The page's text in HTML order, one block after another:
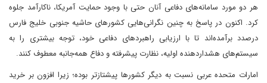
هر دو مورد سامانه‌های دفاعی آنان حتی با وجود حمایت آمریکا، ناکارآمد جلوه
کرد. اکنون در پاسخ به چنین نگرانی‌هایی کشورهای حاشیه جنوبی خلیج فارس
درصدد برآمده‌اند تا با ارزیابی راهبردهای دفاعی خود، توجه بیشتری را به
سیستم‌های هشداردهنده اولیه، نظارت پیشرفته و دفاع همه‌جانبه معطوف کنند.
امارات متحده عربی نسبت به دیگر کشورها پیشتازتر بوده؛ زیرا افزون بر خرید